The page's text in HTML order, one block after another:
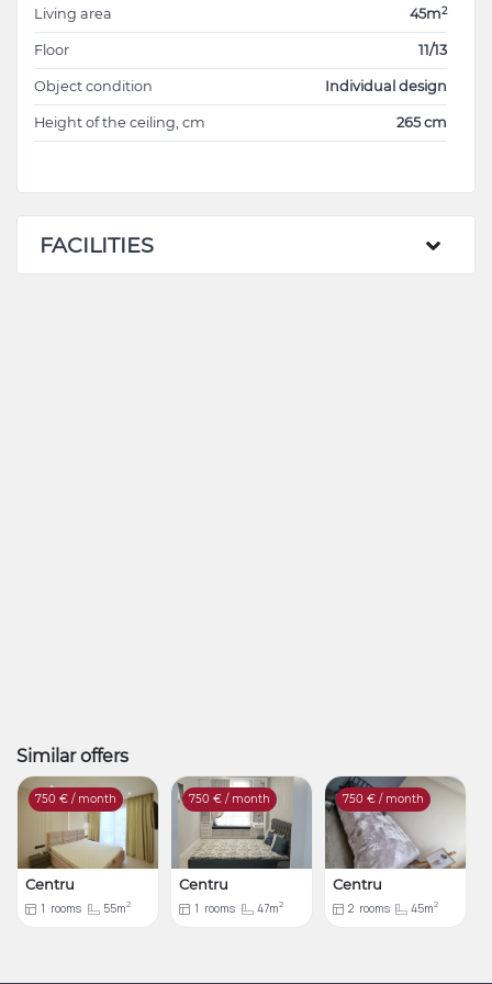
- Vesela, tacâmuri, lenjerie de pat, perne, plapumă,
prosoape toate noi şi calitative.
Sunt proprietar.
Living area 45m2
Floor 11/13
Object condition Individual design
Height of the ceiling, cm 265 cm
FACILITIES
Similar offers
750 € / month
Centru
1 rooms 55m2
750 € / month
Centru
1 rooms 47m2
750 € / month
Centru
2 rooms 45m2